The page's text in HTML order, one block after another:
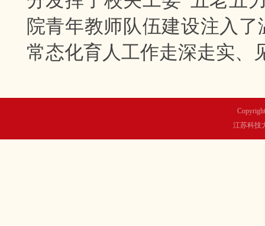
院青年教师队伍建设注入
常态化育人工作走深走实、
江苏科技